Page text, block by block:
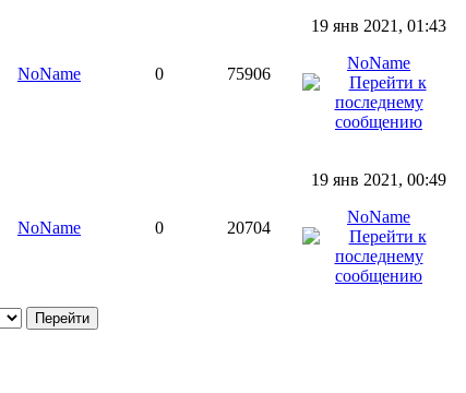
NoName 0 75906
19 янв 2021, 01:43
NoName
NoName 0 20704
19 янв 2021, 00:49
NoName